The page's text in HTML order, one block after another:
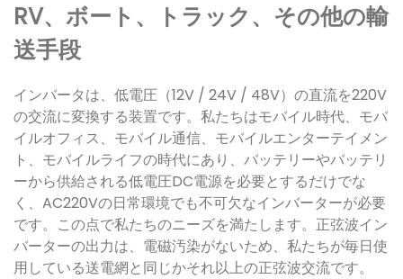
RV、ボート、トラック、その他の輸
送手段
インバータは、低電圧（12V / 24V / 48V）の直流を220V
の交流に変換する装置です。私たちはモバイル時代、モバ
イルオフィス、モバイル通信、モバイルエンターテイメン
ト、モバイルライフの時代にあり、バッテリーやバッテリ
ーから供給される低電圧DC電源を必要とするだけでな
く、AC220Vの日常環境でも不可欠なインバーターが必要
です。この点で私たちのニーズを満たします。正弦波イン
バーターの出力は、電磁汚染がないため、私たちが毎日使
用している送電網と同じかそれ以上の正弦波交流です。